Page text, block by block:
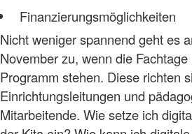
Finanzierungsmöglichkeiten
Nicht weniger spannend geht es
November zu, wenn die Fachtage
Programm stehen. Diese richten
Einrichtungsleitungen und
Mitarbeitende. Wie setze ich